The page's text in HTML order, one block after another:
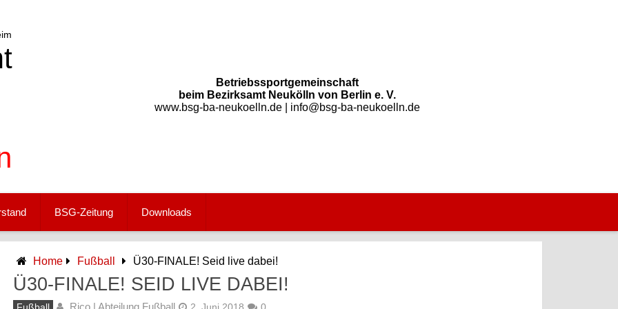
Betriebssportgemeinschaft
beim Bezirksamt Neukölln von Berlin e. V.
www.bsg-ba-neukoelln.de | info@bsg-ba-neukoelln.de
BSG-Zeitung Downloads
Home Fußball Ü30-FINALE! Seid live dabei!
Ü30-FINALE! SEID LIVE DABEI!
Rico | Abteilung Fußball